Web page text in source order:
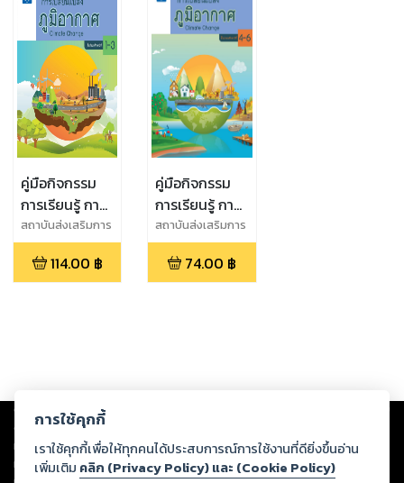
คู่มือกิจกรรม
การเรียนรู้ การ
เปลี่ยนแปลงภูมิ
อากาศ
Climate
สถาบันส่งเสริมการ
สอนวิทยาศาสตร์
และเทคโนโลยี
(สสวท.)
114.00 ฿
คู่มือกิจกรรม
การเรียนรู้ การ
เปลี่ยนแปลงภูมิ
อากาศ
Climate
สถาบันส่งเสริมการ
สอนวิทยาศาสตร์
และเทคโนโลยี
(สสวท.)
74.00 ฿
Copyright © 2026
ต่อผลงานหรือเนื้อหาใดที่อัปโหลดผ่านเว็บไซต์และปรากฏว่าละเมิดสิทธิใน
ทรัพย์สินทางปัญญาของบุคคลอื่นหรือขัดต่อกฎหมายและศีลธรรม ดังนั้น ผู้อ่าน
ทุกท่านโปรดใช้วิจารณญาณในการกลั่นกรองด้วยตนเอง และหากท่านพบว่าส่วน
การใช้คุกกี้
เราใช้คุกกี้เพื่อให้ทุกคนได้ประสบการณ์การใช้งานที่ดียิ่งขึ้นอ่าน
เพิ่มเติม คลิก (Privacy Policy) และ (Cookie Policy)